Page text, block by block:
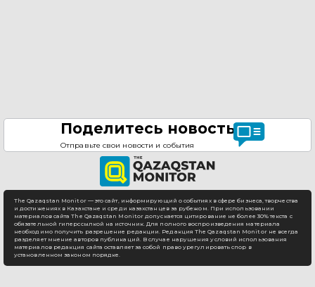
Поделитесь новостью
Отправьте свои новости и события
The Qazaqstan Monitor — это сайт, информирующий о событиях в сфере бизнеса, творчества
и достижениях в Казахстане и среди казахстанцев за рубежом. При использовании
материалов сайта The Qazaqstan Monitor допускается цитирование не более 30% текста с
обязательной гиперссылкой на источник. Для полного воспроизведения материала
необходимо получить разрешение редакции. Редакция The Qazaqstan Monitor не всегда
разделяет мнение авторов публикаций. В случае нарушения условий использования
материалов редакция сайта оставляет за собой право урегулировать спор в
установленном законом порядке.